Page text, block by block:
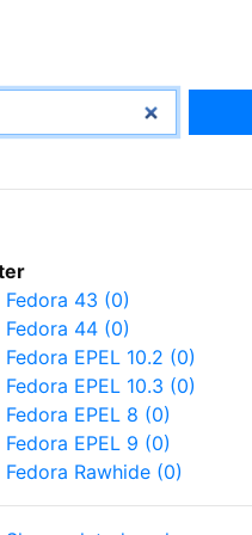
Fedora 43 (0)
Fedora 44 (0)
Fedora EPEL 10.2 (0)
Fedora EPEL 10.3 (0)
Fedora EPEL 8 (0)
Fedora EPEL 9 (0)
Fedora Rawhide (0)